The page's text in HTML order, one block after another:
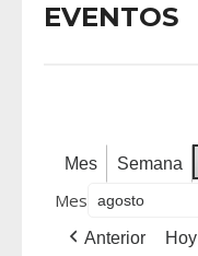
EVENTOS
Mes Semana
Mes
Anterior Hoy